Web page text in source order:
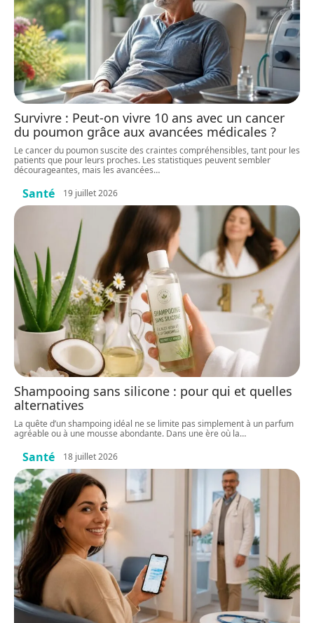
Survivre : Peut-on vivre 10 ans avec un cancer
du poumon grâce aux avancées médicales ?
Le cancer du poumon suscite des craintes compréhensibles, tant pour les
patients que pour leurs proches. Les statistiques peuvent sembler
décourageantes, mais les avancées…
Santé 19 juillet 2026
Shampooing sans silicone : pour qui et quelles
alternatives
La quête d’un shampoing idéal ne se limite pas simplement à un parfum
agréable ou à une mousse abondante. Dans une ère où la…
Santé 18 juillet 2026